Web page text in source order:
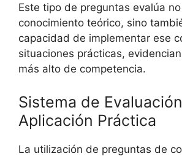
Este tipo de preguntas evalúa
conocimiento teórico, sino
capacidad de implementar ese
situaciones prácticas,
más alto de competencia.
Sistema de
Aplicación Práctica
La utilización de preguntas de